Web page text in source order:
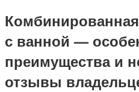
с ванной —
преимущества и
отзывы